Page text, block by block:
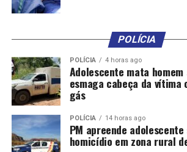
POLÍCIA
POLÍCIA 4 horas ago
Adolescente mata
esmaga cabeça da vítima
gás
POLÍCIA 14 horas ago
PM apreende
homicídio em zona rural